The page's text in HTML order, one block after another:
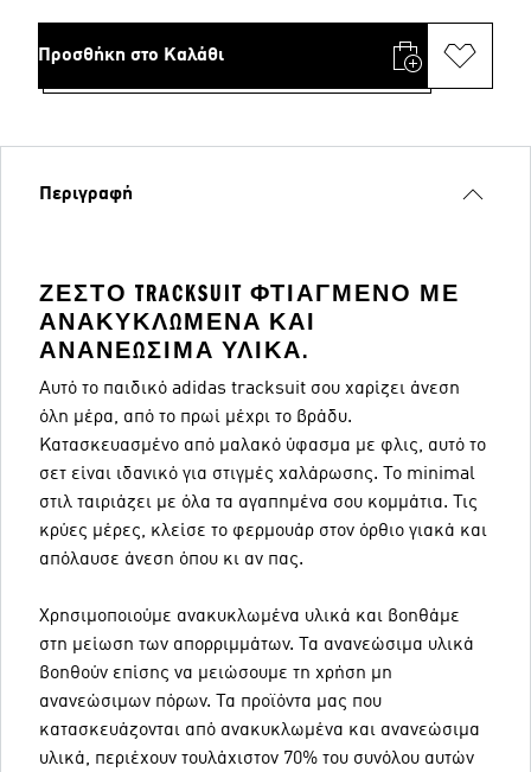
Προσθήκη στο Καλάθι
Περιγραφή
ΖΕΣΤΌ TRACKSUIT ΦΤΙΑΓΜΈΝΟ ΜΕ
ΑΝΑΚΥΚΛΩΜΈΝΑ ΚΑΙ
ΑΝΑΝΕΏΣΙΜΑ ΥΛΙΚΆ.
Αυτό το παιδικό adidas tracksuit σου χαρίζει άνεση
όλη μέρα, από το πρωί μέχρι το βράδυ.
Κατασκευασμένο από μαλακό ύφασμα με φλις, αυτό το
σετ είναι ιδανικό για στιγμές χαλάρωσης. Το minimal
στιλ ταιριάζει με όλα τα αγαπημένα σου κομμάτια. Τις
κρύες μέρες, κλείσε το φερμουάρ στον όρθιο γιακά και
απόλαυσε άνεση όπου κι αν πας.
Χρησιμοποιούμε ανακυκλωμένα υλικά και βοηθάμε
στη μείωση των απορριμμάτων. Τα ανανεώσιμα υλικά
βοηθούν επίσης να μειώσουμε τη χρήση μη
ανανεώσιμων πόρων. Τα προϊόντα μας που
κατασκευάζονται από ανακυκλωμένα και ανανεώσιμα
υλικά, περιέχουν τουλάχιστον 70% του συνόλου αυτών